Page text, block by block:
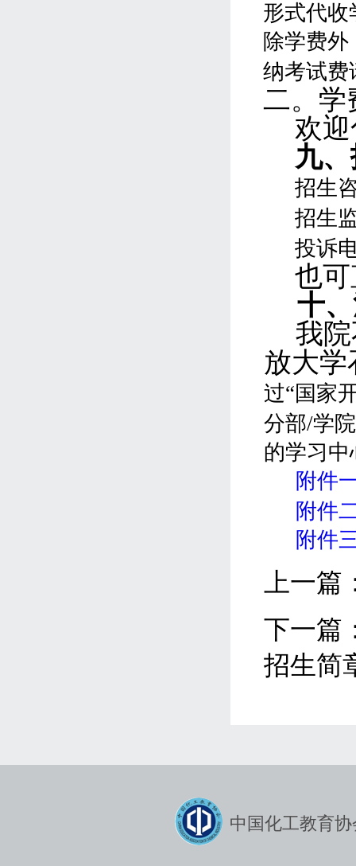
形式代收
除学费外
纳考试费
二。 学
欢
九、
招生
招生
投诉
也
十
我
放大学
过“国家
分部/学
的学习
附件
附件
附件
上一
下一篇
招生简
中国化工教育